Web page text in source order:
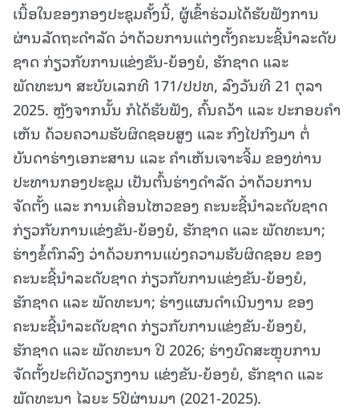
ເນື້ອໃນຂອງກອງປະຊຸມຄັ້ງນີ້, ຜູ້ເຂົ້າຮ່ວມໄດ້ຮັບຟັງການ
ຜ່ານລັດຖະດຳລັດ ວ່າດ້ວຍການແຕ່ງຕັ້ງຄະນະຊີ້ນຳລະດັບ
ຊາດ ກ່ຽວກັບການແຂ່ງຂັນ-ຍ້ອງຍໍ, ຮັກຊາດ ແລະ
ພັດທະນາ ສະບັບເລກທີ 171/ປປທ, ລົງວັນທີ 21 ຕຸລາ
2025. ຫຼັງຈາກນັ້ນ ກໍໄດ້ຮັບຟັງ, ຄົ້ນຄວ້າ ແລະ ປະກອບຄໍາ
ເຫັນ ດ້ວຍຄວາມຮັບຜິດຊອບສູງ ແລະ ກົງໄປກົງມາ ຕໍ່
ບັນດາຮ່າງເອກະສານ ແລະ ຄໍາເຫັນເຈາະຈີ້ມ ຂອງທ່ານ
ປະທານກອງປະຊຸມ ເປັນຕົ້ນຮ່າງດໍາລັດ ວ່າດ້ວຍການ
ຈັດຕັ້ງ ແລະ ການເຄື່ອນໄຫວຂອງ ຄະນະຊີ້ນຳລະດັບຊາດ
ກ່ຽວກັບການແຂ່ງຂັນ-ຍ້ອງຍໍ, ຮັກຊາດ ແລະ ພັດທະນາ;
ຮ່າງຂໍ້ຕົກລົງ ວ່າດ້ວຍການແບ່ງຄວາມຮັບຜິດຊອບ ຂອງ
ຄະນະຊີ້ນຳລະດັບຊາດ ກ່ຽວກັບການແຂ່ງຂັນ-ຍ້ອງຍໍ,
ຮັກຊາດ ແລະ ພັດທະນາ; ຮ່າງແຜນດໍາເນີນງານ ຂອງ
ຄະນະຊີ້ນໍາລະດັບຊາດ ກ່ຽວກັບການແຂ່ງຂັນ-ຍ້ອງຍໍ,
ຮັກຊາດ ແລະ ພັດທະນາ ປີ 2026; ຮ່າງບົດສະຫຼຸບການ
ຈັດຕັ້ງປະຕິບັດວຽກງານ ແຂ່ງຂັນ-ຍ້ອງຍໍ, ຮັກຊາດ ແລະ
ພັດທະນາ ໄລຍະ 5ປີຜ່ານມາ (2021-2025).